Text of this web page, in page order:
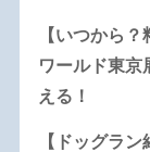
【いつから
ワールド東京
える！
【ドッグラ